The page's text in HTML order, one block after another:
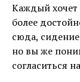
Каждый хочет
более
сюда,
но вы же
согласиться